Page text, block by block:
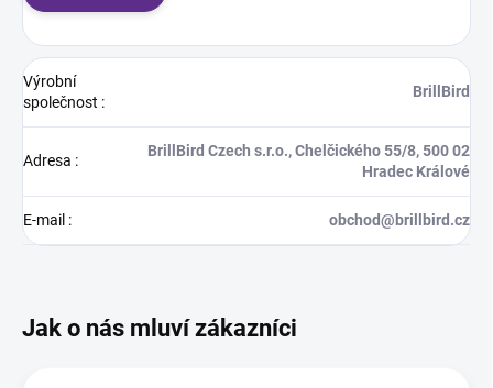
Výrobní
společnost :
BrillBird
Adresa :
BrillBird Czech s.r.o., Chelčického 55/8, 500 02
Hradec Králové
E-mail : obchod@brillbird.cz